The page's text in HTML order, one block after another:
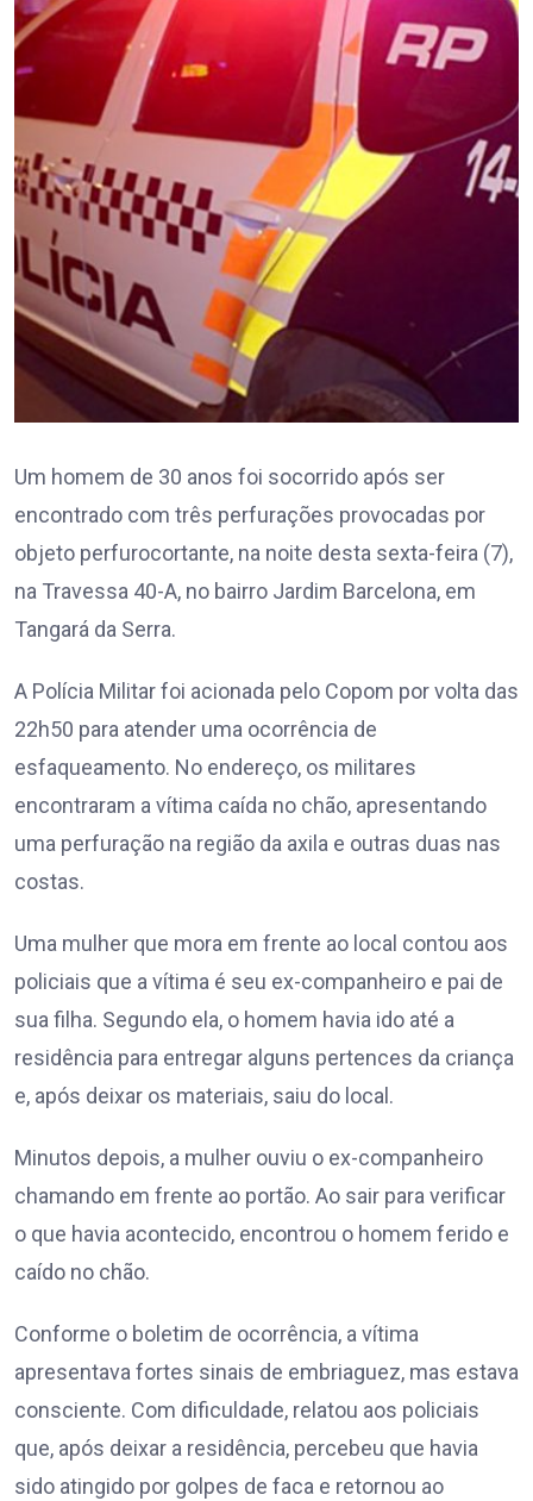
Um homem de 30 anos foi socorrido após ser
encontrado com três perfurações provocadas por
objeto perfurocortante, na noite desta sexta-feira (7),
na Travessa 40-A, no bairro Jardim Barcelona, em
Tangará da Serra.
A Polícia Militar foi acionada pelo Copom por volta das
22h50 para atender uma ocorrência de
esfaqueamento. No endereço, os militares
encontraram a vítima caída no chão, apresentando
uma perfuração na região da axila e outras duas nas
costas.
Uma mulher que mora em frente ao local contou aos
policiais que a vítima é seu ex-companheiro e pai de
sua filha. Segundo ela, o homem havia ido até a
residência para entregar alguns pertences da criança
e, após deixar os materiais, saiu do local.
Minutos depois, a mulher ouviu o ex-companheiro
chamando em frente ao portão. Ao sair para verificar
o que havia acontecido, encontrou o homem ferido e
caído no chão.
Conforme o boletim de ocorrência, a vítima
apresentava fortes sinais de embriaguez, mas estava
consciente. Com dificuldade, relatou aos policiais
que, após deixar a residência, percebeu que havia
sido atingido por golpes de faca e retornou ao